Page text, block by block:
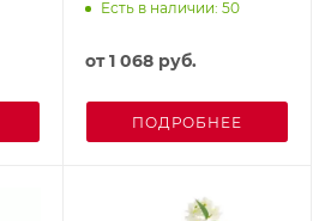
Есть в наличии: 50
от1 068 руб.
ПОДРОБНЕЕ